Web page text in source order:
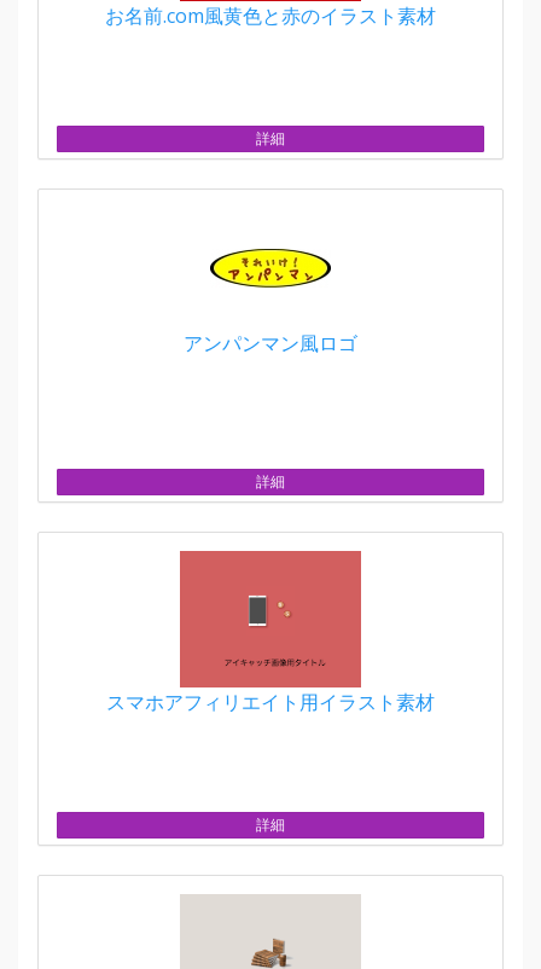
お名前.com風黄色と赤のイラスト素材
詳細
アンパンマン風ロゴ
詳細
スマホアフィリエイト用イラスト素材
詳細